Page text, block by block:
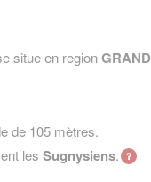
situe en regionGRAND
de 105 mètres.
les Sugnysiens.